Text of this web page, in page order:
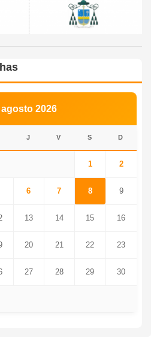
agosto 2026
J V S D
1 2
6 7 8 9
13 14 15 16
20 21 22 23
27 28 29 30